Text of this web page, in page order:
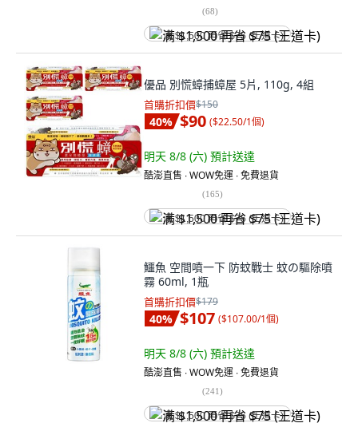
(68)
满 $1,500 再省 $75 (王道卡)
優品 別慌蟑捕蟑屋 5片, 110g, 4組
首購折扣價$150
40% $90 ($22.50/1個)
明天 8/8 (六) 預計送達
酷澎直售 ∙ WOW免運 ∙ 免費退貨
(165)
满 $1,500 再省 $75 (王道卡)
鱷魚 空間噴一下 防蚊戰士 蚊の驅除噴
霧 60ml, 1瓶
首購折扣價$179
40% $107 ($107.00/1個)
明天 8/8 (六) 預計送達
酷澎直售 ∙ WOW免運 ∙ 免費退貨
(241)
满 $1,500 再省 $75 (王道卡)